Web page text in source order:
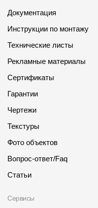
Документация
Инструкции по монтажу
Сертификаты
Гарантии
Чертежи
Текстуры
Фото объектов
Статьи
Документация
Инструкции по монтажу
Технические листы
Рекламные материалы
Сертификаты
Гарантии
Чертежи
Текстуры
Фото объектов
Вопрос-ответ/Faq
Статьи
Сервисы